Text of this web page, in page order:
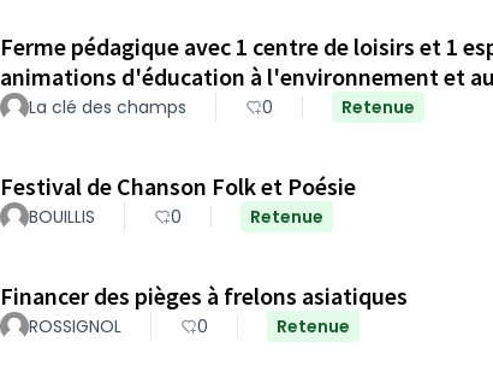
Ferme pédagique avec 1 centre de loisirs et 1
animations d'éducation à l'environnement et
La clé des champs 0 Retenue
Festival de Chanson Folk et Poésie
BOUILLIS 0 Retenue
Financer des pièges à frelons asiatiques
ROSSIGNOL 0 Retenue